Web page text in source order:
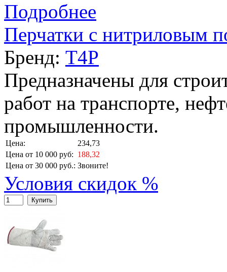
Подробнее
Перчатки с нитриловым
Бренд: T4P
Предназначены для
работ на транспорте,
промышленности.
Цена:
234,73
Цена от 10 000 руб: 188,32
Цена от 30 000 руб.: Звоните!
Условия скидок %
Купить